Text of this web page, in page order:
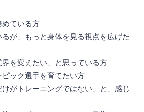
ている方
が、もっと身体を見る視点を広げた
を変えたい、と思っている方
ック選手を育てたい方
がトレーニングではない」と、感じ